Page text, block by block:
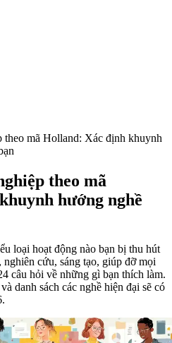
theo mã Holland: Xác định khuynh
theo mã
hướng nghề
loại hoạt động nào bạn bị thu hút
cứu, sáng tạo, giúp đỡ mọi
câu hỏi về những gì bạn thích làm.
danh sách các nghề hiện đại sẽ có